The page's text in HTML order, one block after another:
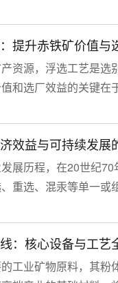
身具有粒度细、水量
稳定、防渗处理与排
提升赤铁矿价值与
资源，浮选工艺是选
和选厂效益的关键在
在嵌布粒度细、易泥
浮选工艺进行处理会
成本高等问题。
效益与可持续发展
展历程，在20世纪
重选、混汞等单一或
限制，回收率普遍较
生的金流失到尾矿中
：核心设备与工艺
工业矿物原料，其粉